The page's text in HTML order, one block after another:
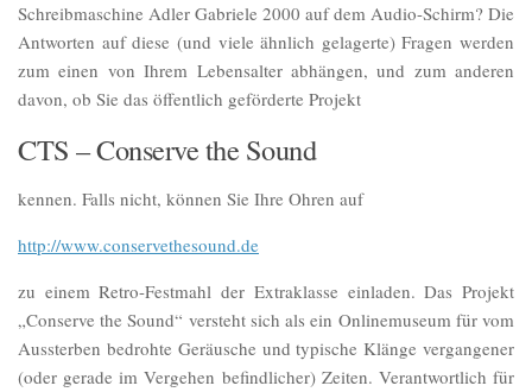
Schreibmaschine Adler Gabriele 2000 auf dem Audio-Schirm? Die
Antworten auf diese (und viele ähnlich gelagerte) Fragen werden
zum einen von Ihrem Lebensalter abhängen, und zum anderen
davon, ob Sie das öffentlich geförderte Projekt
CTS – Conserve the Sound
kennen. Falls nicht, können Sie Ihre Ohren auf
http://www.conservethesound.de
zu einem Retro-Festmahl der Extraklasse einladen. Das Projekt
„Conserve the Sound“ versteht sich als ein Onlinemuseum für vom
Aussterben bedrohte Geräusche und typische Klänge vergangener
(oder gerade im Vergehen befindlicher) Zeiten. Verantwortlich für